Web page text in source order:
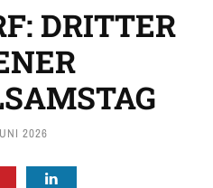
DRITTER
2026